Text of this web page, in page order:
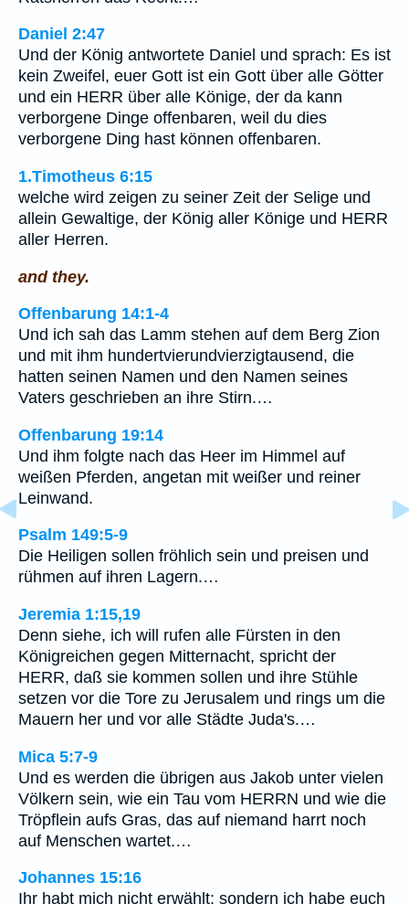
Daniel 2:47
Und der König antwortete Daniel und sprach: Es ist
kein Zweifel, euer Gott ist ein Gott über alle Götter
und ein HERR über alle Könige, der da kann
verborgene Dinge offenbaren, weil du dies
verborgene Ding hast können offenbaren.
1.Timotheus 6:15
welche wird zeigen zu seiner Zeit der Selige und
allein Gewaltige, der König aller Könige und HERR
aller Herren.
and they.
Offenbarung 14:1-4
Und ich sah das Lamm stehen auf dem Berg Zion
und mit ihm hundertvierundvierzigtausend, die
hatten seinen Namen und den Namen seines
Vaters geschrieben an ihre Stirn.…
Offenbarung 19:14
Und ihm folgte nach das Heer im Himmel auf
weißen Pferden, angetan mit weißer und reiner
Leinwand.
Psalm 149:5-9
Die Heiligen sollen fröhlich sein und preisen und
rühmen auf ihren Lagern.…
Jeremia 1:15,19
Denn siehe, ich will rufen alle Fürsten in den
Königreichen gegen Mitternacht, spricht der
HERR, daß sie kommen sollen und ihre Stühle
setzen vor die Tore zu Jerusalem und rings um die
Mauern her und vor alle Städte Juda's.…
Mica 5:7-9
Und es werden die übrigen aus Jakob unter vielen
Völkern sein, wie ein Tau vom HERRN und wie die
Tröpflein aufs Gras, das auf niemand harrt noch
auf Menschen wartet.…
Johannes 15:16
Ihr habt mich nicht erwählt; sondern ich habe euch